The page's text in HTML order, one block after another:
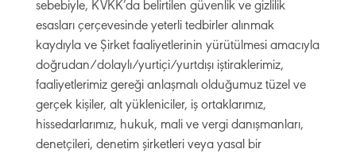
sebebiyle, KVKK’da belirtilen güvenlik ve gizlilik
esasları çerçevesinde yeterli tedbirler alınmak
kaydıyla ve Şirket faaliyetlerinin yürütülmesi amacıyla
doğrudan/dolaylı/yurtiçi/yurtdışı iştiraklerimiz,
faaliyetlerimiz gereği anlaşmalı olduğumuz tüzel ve
gerçek kişiler, alt yükleniciler, iş ortaklarımız,
hissedarlarımız, hukuk, mali ve vergi danışmanları,
denetçileri, denetim şirketleri veya yasal bir